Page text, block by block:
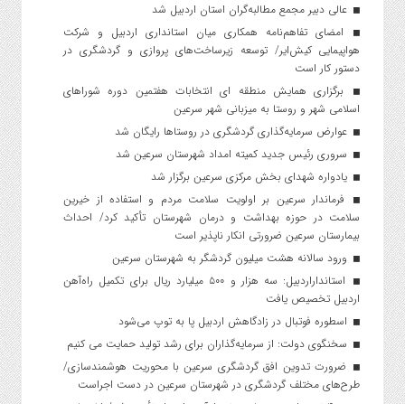
عالی دبیر مجمع مطالبه‌گران استان اردبیل شد
امضای تفاهم‌نامه همکاری میان استانداری اردبیل و شرکت
هواپیمایی کیش‌ایر/ توسعه زیرساخت‌های پروازی و گردشگری در
دستور کار است
برگزاری همایش منطقه ای انتخابات هفتمین دوره شوراهای
اسلامی شهر و روستا به میزبانی شهر سرعین
عوارض سرمایه‌گذاری گردشگری در روستاها رایگان شد
سروری رئیس جدید کمیته امداد شهرستان سرعین شد
یادواره شهدای بخش مرکزی سرعین برگزار شد
فرماندار سرعین بر اولویت سلامت مردم و استفاده از خیرین
سلامت در حوزه بهداشت و درمان شهرستان تأکید کرد/ احداث
بیمارستان سرعین ضرورتی انکار ناپذیر است
ورود سالانه هشت میلیون گردشگر به شهرستان سرعین
استانداراردبیل: سه هزار و ۵۰۰ میلیارد ریال برای تکمیل راه‌آهن
اردبیل تخصیص یافت
اسطوره فوتبال در زادگاهش اردبیل پا به توپ می‌شود
سخنگوی دولت: از سرمایه‌گذاران برای رشد تولید حمایت می کنیم
ضرورت تدوین افق گردشگری سرعین با محوریت هوشمندسازی/
طرح‌های مختلف گردشگری در شهرستان سرعین در دست اجراست